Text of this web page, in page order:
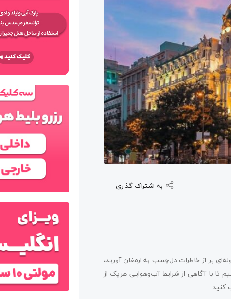
به اشتراک گذاری
پر از خاطرات دل‌چسب به ارمغان آورید،
تا با آگاهی از شرایط آب‌وهوایی هریک از
کنید.